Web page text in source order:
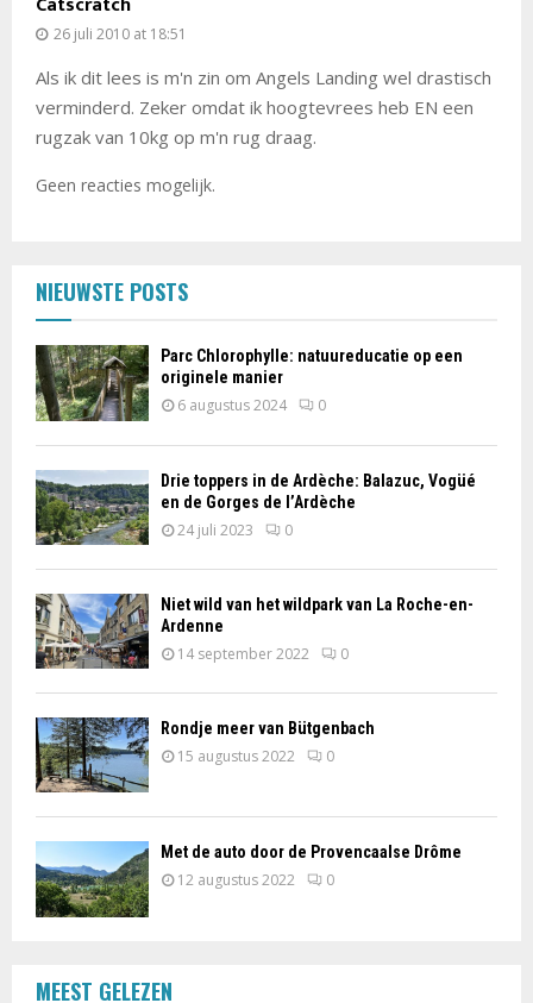
26 juli 2010 at 18:51
Als ik dit lees is m'n zin om Angels Landing wel drastisch
verminderd. Zeker omdat ik hoogtevrees heb EN een
rugzak van 10kg op m'n rug draag.
Geen reacties mogelijk.
NIEUWSTE POSTS
Parc Chlorophylle: natuureducatie op een
originele manier
6 augustus 2024 0
Drie toppers in de Ardèche: Balazuc, Vogüé
en de Gorges de l’Ardèche
24 juli 2023 0
Niet wild van het wildpark van La Roche-en-
Ardenne
14 september 2022 0
Rondje meer van Bütgenbach
15 augustus 2022 0
Met de auto door de Provencaalse Drôme
12 augustus 2022 0
MEEST GELEZEN